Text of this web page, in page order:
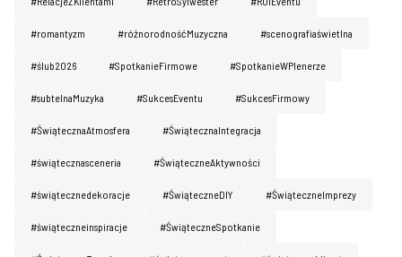
Home
O nas
Artyści / DJ
#romantyzm #różnorodnośćMuzyczna #scenografiaświetlna
#ślub2026 #SpotkanieFirmowe #SpotkanieWPlenerze
#subtelnaMuzyka #SukcesEventu #SukcesFirmowy
#ŚwiątecznaAtmosfera #ŚwiątecznaIntegracja
#świątecznasceneria #ŚwiąteczneAktywności
#świątecznedekoracje #ŚwiąteczneDIY #ŚwiąteczneImprezy
#świąteczneinspiracje #ŚwiąteczneSpotkanie